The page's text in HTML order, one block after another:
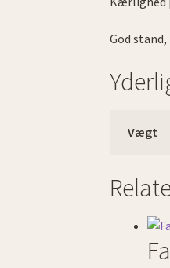
God
Vægt